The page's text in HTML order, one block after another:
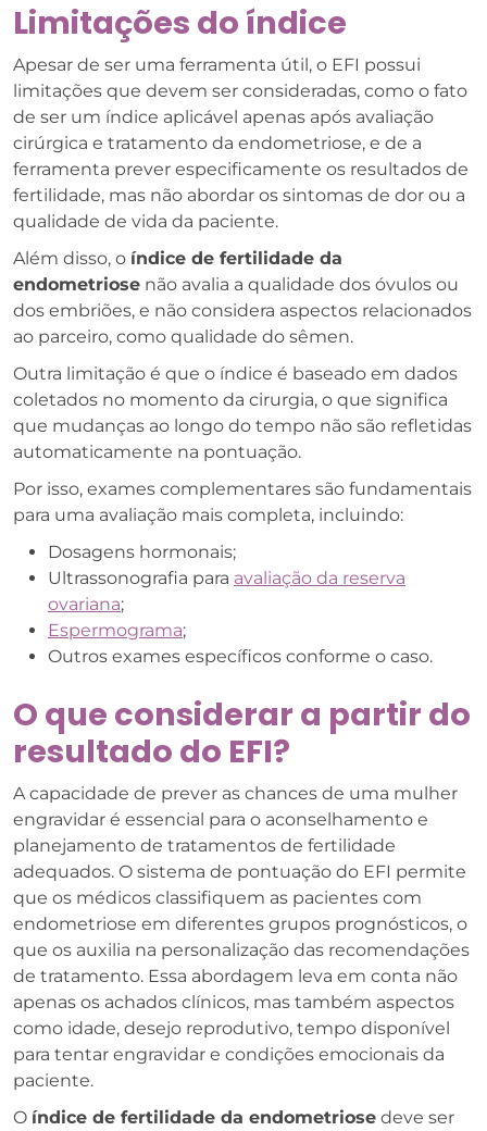
Limitações do índice
Apesar de ser uma ferramenta útil, o EFI possui
limitações que devem ser consideradas, como o fato
de ser um índice aplicável apenas após avaliação
cirúrgica e tratamento da endometriose, e de a
ferramenta prever especificamente os resultados de
fertilidade, mas não abordar os sintomas de dor ou a
qualidade de vida da paciente.
Além disso, o índice de fertilidade da
endometriose não avalia a qualidade dos óvulos ou
dos embriões, e não considera aspectos relacionados
ao parceiro, como qualidade do sêmen.
Outra limitação é que o índice é baseado em dados
coletados no momento da cirurgia, o que significa
que mudanças ao longo do tempo não são refletidas
automaticamente na pontuação.
Por isso, exames complementares são fundamentais
para uma avaliação mais completa, incluindo:
Dosagens hormonais;
Ultrassonografia para avaliação da reserva
ovariana;
Espermograma;
Outros exames específicos conforme o caso.
O que considerar a partir do
resultado do EFI?
A capacidade de prever as chances de uma mulher
engravidar é essencial para o aconselhamento e
planejamento de tratamentos de fertilidade
adequados. O sistema de pontuação do EFI permite
que os médicos classifiquem as pacientes com
endometriose em diferentes grupos prognósticos, o
que os auxilia na personalização das recomendações
de tratamento. Essa abordagem leva em conta não
apenas os achados clínicos, mas também aspectos
como idade, desejo reprodutivo, tempo disponível
para tentar engravidar e condições emocionais da
paciente.
O índice de fertilidade da endometriose deve ser